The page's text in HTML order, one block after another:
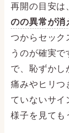
再開の目安は
のの異常が消
つからセック
うのが確実
で、恥ずかし
痛みやヒリつ
ていないサイ
様子を見ても